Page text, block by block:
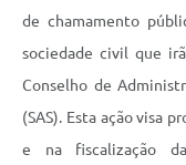
de chamamento
sociedade civil que
Conselho de
(SAS). Esta ação visa
e na fiscalização